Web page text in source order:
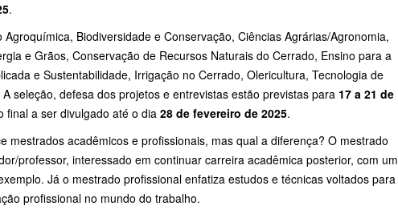
.
Biodiversidade e Conservação, Ciências Agrárias/Agronomia,
e Grãos, Conservação de Recursos Naturais do Cerrado, Ensino para a
e Sustentabilidade, Irrigação no Cerrado, Olericultura, Tecnologia de
seleção, defesa dos projetos e entrevistas estão previstas para 17 a 21 de
final a ser divulgado até o dia28 de fevereiro de 2025.
mestrados acadêmicos e profissionais, mas qual a diferença? O mestrado
professor, interessado em continuar carreira acadêmica posterior, com um
Já o mestrado profissional enfatiza estudos e técnicas voltados para
profissional no mundo do trabalho.